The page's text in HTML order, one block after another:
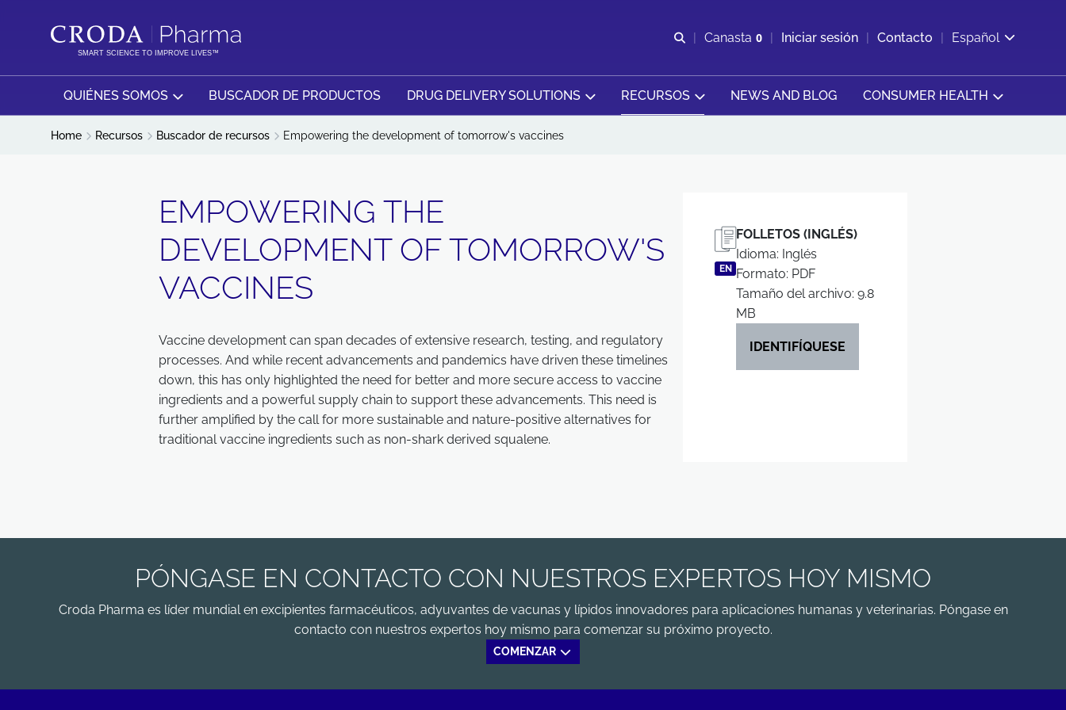
SMART SCIENCE TO IMPROVE LIVES™
Abrir b&#250;squeda
Canasta 0
Ver carrito
Iniciar sesión Contacto Español
QUIÉNES SOMOS BUSCADOR DE PRODUCTOS DRUG DELIVERY SOLUTIONS RECURSOS NEWS AND BLOG CONSUMER HEALTH
Home Recursos Buscador de recursos Empowering the development of tomorrow's vaccines
EMPOWERING THE
DEVELOPMENT OF TOMORROW'S
VACCINES
Vaccine development can span decades of extensive research, testing, and regulatory
processes. And while recent advancements and pandemics have driven these timelines
down, this has only highlighted the need for better and more secure access to vaccine
ingredients and a powerful supply chain to support these advancements. This need is
further amplified by the call for more sustainable and nature-positive alternatives for
traditional vaccine ingredients such as non-shark derived squalene.
EN
FOLLETOS (INGLÉS)
Idioma: Inglés
Formato: PDF
Tamaño del archivo: 9.8
MB
IDENTIFÍQUESE
PÓNGASE EN CONTACTO CON NUESTROS EXPERTOS HOY MISMO
Croda Pharma es líder mundial en excipientes farmacéuticos, adyuvantes de vacunas y lípidos innovadores para aplicaciones humanas y veterinarias. Póngase en
contacto con nuestros expertos hoy mismo para comenzar su próximo proyecto.
COMENZAR